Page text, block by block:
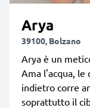
Arya
39100, Bolzano
Arya è un
Ama l'acqua, le
indietro corre
soprattutto il